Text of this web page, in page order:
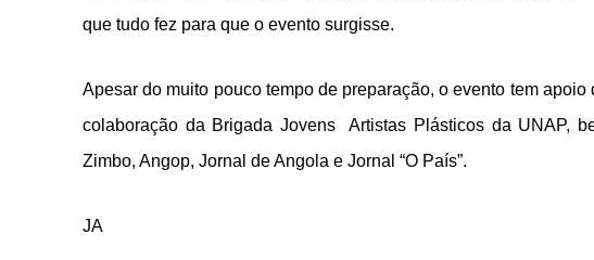
que tudo fez para que o evento surgisse.
Apesar do muito pouco tempo de preparação, o evento tem
colaboração da Brigada Jovens Artistas Plásticos da UNAP,
Zimbo, Angop, Jornal de Angola e Jornal “O País”.
JA